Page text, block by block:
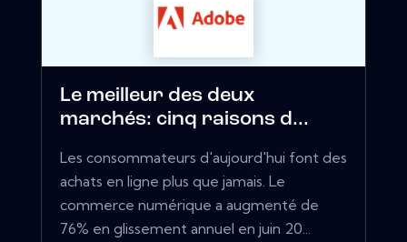
Le meilleur des deux
marchés: cinq raisons d...
Les consommateurs d'aujourd'hui font des
achats en ligne plus que jamais. Le
commerce numérique a augmenté de
76% en glissement annuel en juin 20...